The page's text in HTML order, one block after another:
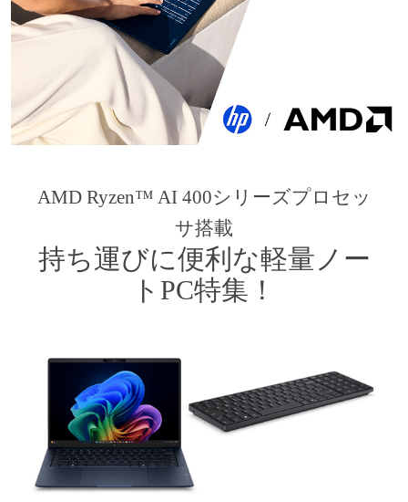
AMD Ryzen™ AI 400シリーズプロセッ
サ搭載
持ち運びに便利な軽量ノー
トPC特集！